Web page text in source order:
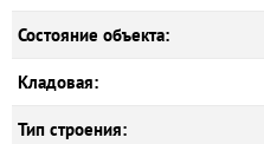
Состояние объекта:
Кладовая:
Тип строения: